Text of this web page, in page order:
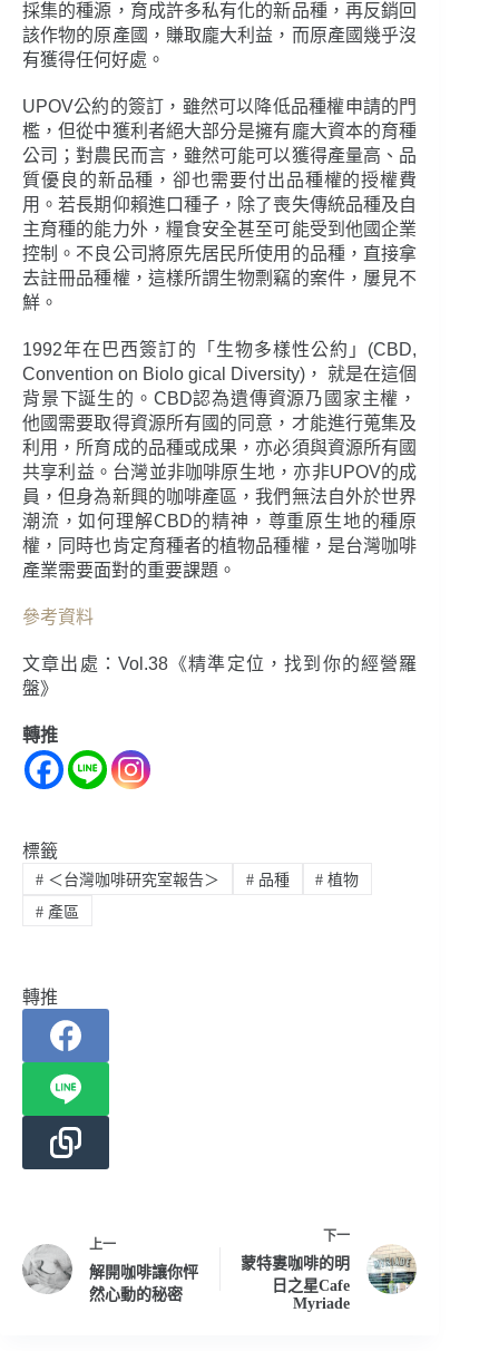
採集的種源，育成許多私有化的新品種，再反銷回
該作物的原產國，賺取龐大利益，而原產國幾乎沒
有獲得任何好處。
UPOV公約的簽訂，雖然可以降低品種權申請的門
檻，但從中獲利者絕大部分是擁有龐大資本的育種
公司；對農民而言，雖然可能可以獲得產量高、品
質優良的新品種，卻也需要付出品種權的授權費
用。若長期仰賴進口種子，除了喪失傳統品種及自
主育種的能力外，糧食安全甚至可能受到他國企業
控制。不良公司將原先居民所使用的品種，直接拿
去註冊品種權，這樣所謂生物剽竊的案件，屢見不
鮮。
1992年在巴西簽訂的「生物多樣性公約」(CBD,
Convention on Biolo gical Diversity)， 就是在這個
背景下誕生的。CBD認為遺傳資源乃國家主權，
他國需要取得資源所有國的同意，才能進行蒐集及
利用，所育成的品種或成果，亦必須與資源所有國
共享利益。台灣並非咖啡原生地，亦非UPOV的成
員，但身為新興的咖啡產區，我們無法自外於世界
潮流，如何理解CBD的精神，尊重原生地的種原
權，同時也肯定育種者的植物品種權，是台灣咖啡
產業需要面對的重要課題。
參考資料
文章出處：Vol.38《精準定位，找到你的經營羅
盤》
轉推
標籤
#＜台灣咖啡研究室報告＞ #品種 # 植物
#產區
轉推
上一
解開咖啡讓你怦
然心動的秘密
下一
蒙特婁咖啡的明
日之星Cafe
Myriade